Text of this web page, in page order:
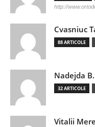
http://
Cvasniuc
88 ARTICOLE
Nadejda B.
32 ARTICOLE
Vitalii